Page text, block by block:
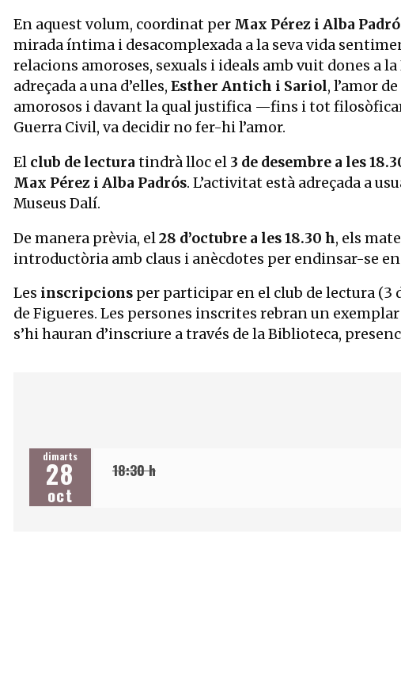
En aquest volum, coordinat per Max Pérez i Alba
mirada íntima i desacomplexada a la seva vida
relacions amoroses, sexuals i ideals amb vuit dones a la
adreçada a una d’elles, Esther Antich i Sariol, l’amor
amorosos i davant la qual justifica —fins i tot
Guerra Civil, va decidir no fer-hi l’amor.
El club de lectura tindrà lloc el 3 de desembre a les
Max Pérez i Alba Padrós. L’activitat està adreçada a
Museus Dalí.
De manera prèvia, el28 d’octubre a les 18.30 h, els
introductòria amb claus i anècdotes per endinsar-se
Les inscripcions per participar en el club de lectura (3
de Figueres. Les persones inscrites rebran un
s’hi hauran d’inscriure a través de la Biblioteca,
dimarts
28
oct
18:30 h